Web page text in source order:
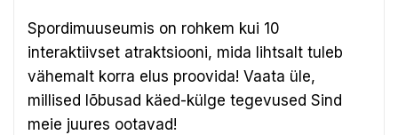
Spordimuuseumis on rohkem kui 10
interaktiivset atraktsiooni, mida lihtsalt tuleb
vähemalt korra elus proovida! Vaata üle,
millised lõbusad käed-külge tegevused Sind
meie juures ootavad!